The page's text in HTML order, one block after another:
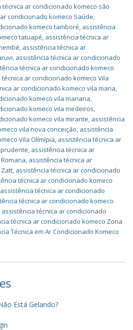
técnica ar condicionado komeco são
condicionado komeco Saúde,
komeco tamboré, assistência
tatuapé, assistência técnica ar
, assistência técnica ar
, assistência técnica ar condicionado
técnica ar condicionado komeco
ar condicionado komeco Vila
ar condicionado komeco vila maria,
komeco vila mariana,
komeco vila medeiros,
komeco vila mirante, assistência
vila nova conceição, assistência
Vila Olímípia, assistência técnica ar
, assistência técnica ar
, assistência técnica ar
, assistência técnica ar condicionado
técnica ar condicionado komeco
assistência técnica ar condicionado
técnica ar condicionado komeco
assistência técnica ar condicionado
técnica ar condicionado komeco Zona
Técnica em Ar Condicionado Komeco
Está Gelando?